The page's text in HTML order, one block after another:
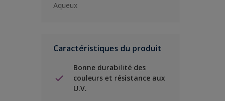
Aqueux
Caractéristiques du produit
Bonne durabilité des
couleurs et résistance aux
U.V.